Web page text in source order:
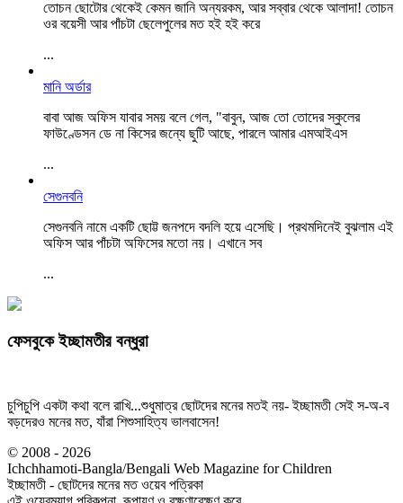
তোচন ছোটোর থেকেই কেমন জানি অন্যরকম, আর সব্বার থেকে আলাদা! তোচন
ওর বয়েসী আর পাঁচটা ছেলেপুলের মত হই হই করে
...
মানি অর্ডার
বাবা আজ অফিস যাবার সময় বলে গেল, "বাবুন, আজ তো তোদের স্কুলের
ফাউণ্ডেসন ডে না কিসের জন্যে ছুটি আছে, পারলে আমার এমআইএস
...
সেগুনবনি
সেগুনবনি নামে একটি ছোট্ট জনপদে বদলি হয়ে এসেছি। প্রথমদিনেই বুঝলাম এই
অফিস আর পাঁচটা অফিসের মতো নয়। এখানে সব
...
ফেসবুকে ইচ্ছামতীর বন্ধুরা
চুপিচুপি একটা কথা বলে রাখি...শুধুমাত্র ছোটদের মনের মতই নয়- ইচ্ছামতী সেই স-অ-ব
বড়দেরও মনের মত, যাঁরা শিশুসাহিত্য ভালবাসেন!
© 2008 - 2026
Ichchhamoti-Bangla/Bengali Web Magazine for Children
ইচ্ছামতী - ছোটদের মনের মত ওয়েব পত্রিকা